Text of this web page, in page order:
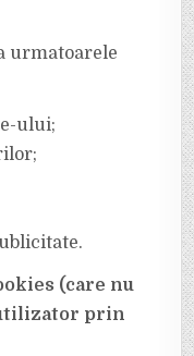
urmatoarele
ului;
(care nu
prin